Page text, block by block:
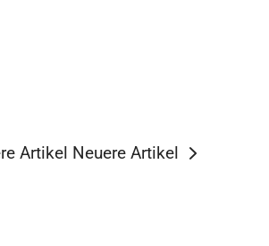
Artikel Neuere Artikel